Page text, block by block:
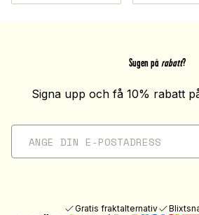
Sugen på rabatt?
Signa upp och få 10% rabatt
Gratis fraktalternativ